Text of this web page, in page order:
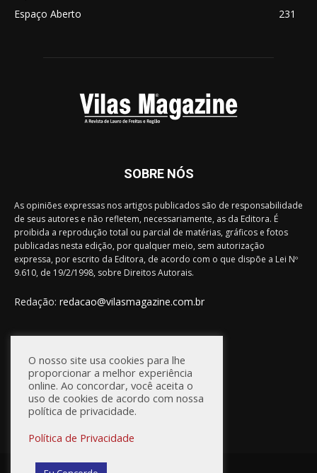
Espaço Aberto
231
SOBRE NÓS
As opiniões expressas nos artigos publicados são de responsabilidade
de seus autores e não refletem, necessariamente, as da Editora. É
proibida a reprodução total ou parcial de matérias, gráficos e fotos
publicadas nesta edição, por qualquer meio, sem autorização
expressa, por escrito da Editora, de acordo com o que dispõe a Lei Nº
9.610, de 19/2/1998, sobre Direitos Autorais.
Redação: redacao@vilasmagazine.com.br
FIQUE CONECTADO
© Vilas Magazine / Site Desenvolvido por:
O nosso site usa cookies para lhe
proporcionar a melhor experiência
online. Ao concordar, você aceita o
uso de cookies de acordo com nossa
política de privacidade.
Política de Privacidade